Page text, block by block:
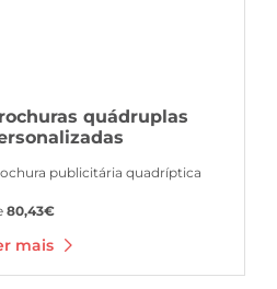
quádruplas
publicitária quadríptica
80,43€
mais